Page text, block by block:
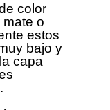
color
o
estos
bajo y
capa